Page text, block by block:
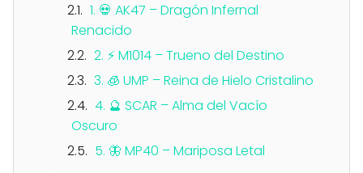
1. 💀 AK47 – Dragón Infernal
Renacido
2. ⚡ M1014 – Trueno del Destino
3. 🧊 UMP – Reina de Hielo Cristalino
4. 🔮 SCAR – Alma del Vacío
Oscuro
5. 🦋 MP40 – Mariposa Letal